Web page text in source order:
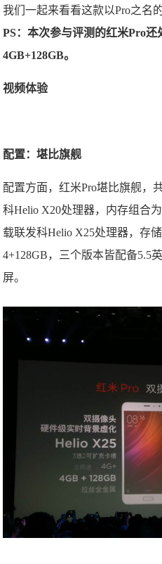
我们一起来看看这款以Pro之名
PS：本次参与评测的红米Pro
4GB+128GB。
视频体验
配置：堪比旗舰
配置方面，红米Pro堪比旗舰，
科Helio X20处理器，内存组合
载联发科Helio X25处理器，存
4+128GB，三个版本皆配备5.5
屏。